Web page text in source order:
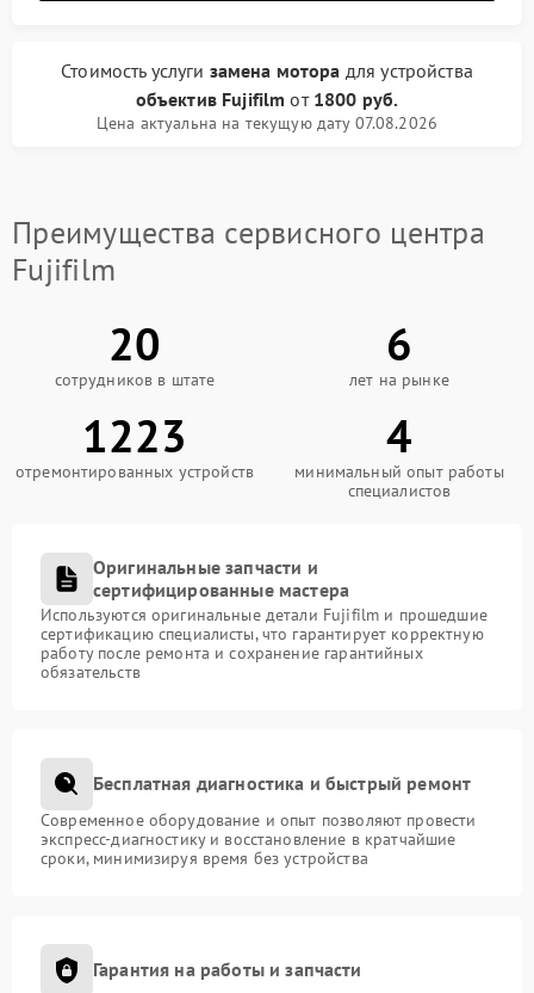
Стоимость услуги замена мотора для устройства
объектив Fujifilm от 1800 руб.
Цена актуальна на текущую дату 07.08.2026
Преимущества сервисного центра
Fujifilm
20
сотрудников в штате
6
лет на рынке
1223
отремонтированных устройств
4
минимальный опыт работы
специалистов
Оригинальные запчасти и
сертифицированные мастера
Используются оригинальные детали Fujifilm и прошедшие
сертификацию специалисты, что гарантирует корректную
работу после ремонта и сохранение гарантийных
обязательств
Бесплатная диагностика и быстрый ремонт
Современное оборудование и опыт позволяют провести
экспресс-диагностику и восстановление в кратчайшие
сроки, минимизируя время без устройства
Гарантия на работы и запчасти